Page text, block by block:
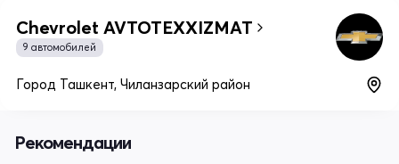
Chevrolet AVTOTEXXIZMAT
9 автомобилей
Город Ташкент, Чиланзарский район
Рекомендации